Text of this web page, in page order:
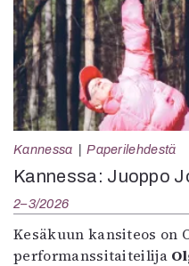
Kannessa Paperilehdestä
Kannessa: Juoppo
2–3/2026
Kesäkuun kansiteos on
performanssitaiteilija